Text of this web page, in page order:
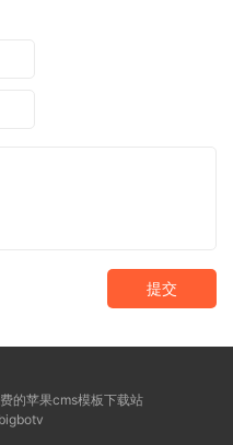
提交
的苹果cms模板下载站